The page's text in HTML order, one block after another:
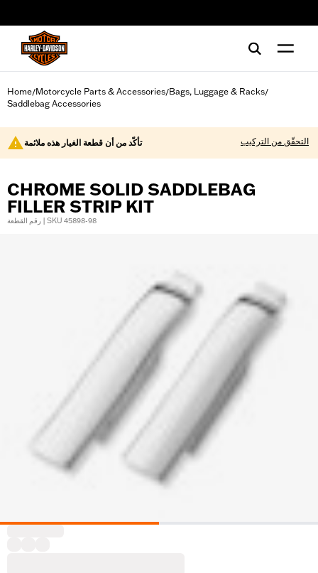
Home/Motorcycle Parts & Accessories/Bags, Luggage & Racks/
Saddlebag Accessories
تأكّد من أن قطعة الغيار هذه ملائمة التحقّق من التركيب
CHROME SOLID SADDLEBAG
FILLER STRIP KIT
رقم القطعة | SKU 45898-98